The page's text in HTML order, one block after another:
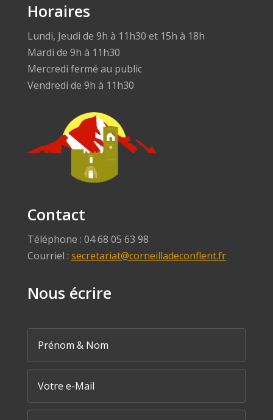
Horaires
Lundi, Jeudi de 9h à 11h30 et 15h à 18h
Mardi de 9h à 11h30
Mercredi fermé au public
Vendredi de 9h à 11h30
Contact
Téléphone : 04 68 05 63 98
Courriel : secretariat@corneilladeconflent.fr
Nous écrire